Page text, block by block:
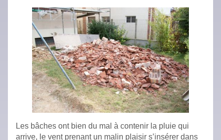
Les bâches ont bien du mal à contenir la pluie qui
arrive, le vent prenant un malin plaisir s’insérer dans